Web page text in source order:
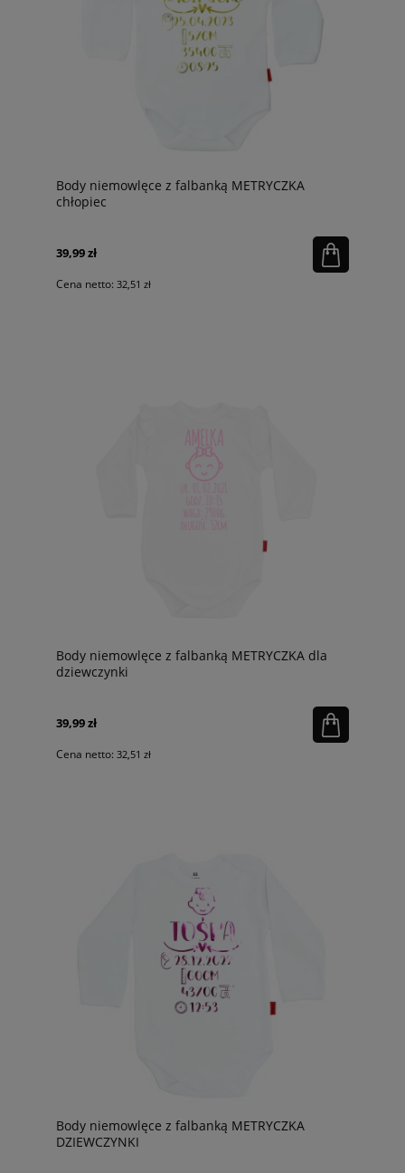
Body niemowlęce z falbanką METRYCZKA
chłopiec
39,99 zł
Cena netto: 32,51 zł
Body niemowlęce z falbanką METRYCZKA dla
dziewczynki
39,99 zł
Cena netto: 32,51 zł
Body niemowlęce z falbanką METRYCZKA
DZIEWCZYNKI